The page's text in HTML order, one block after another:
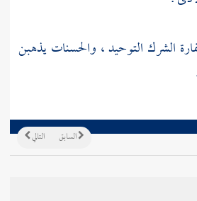
الشرك التوحيد ، والحسنات يذهبن
التالي السابق